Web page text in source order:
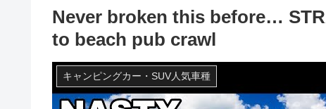
Never broken this before…
to beach pub crawl
キャンピングカー・SUV人気車種